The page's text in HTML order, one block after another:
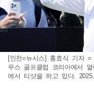
[인천=뉴시스] 홍효식 기자
우스 골프클럽 코리아에서
에서 티샷을 하고 있다.